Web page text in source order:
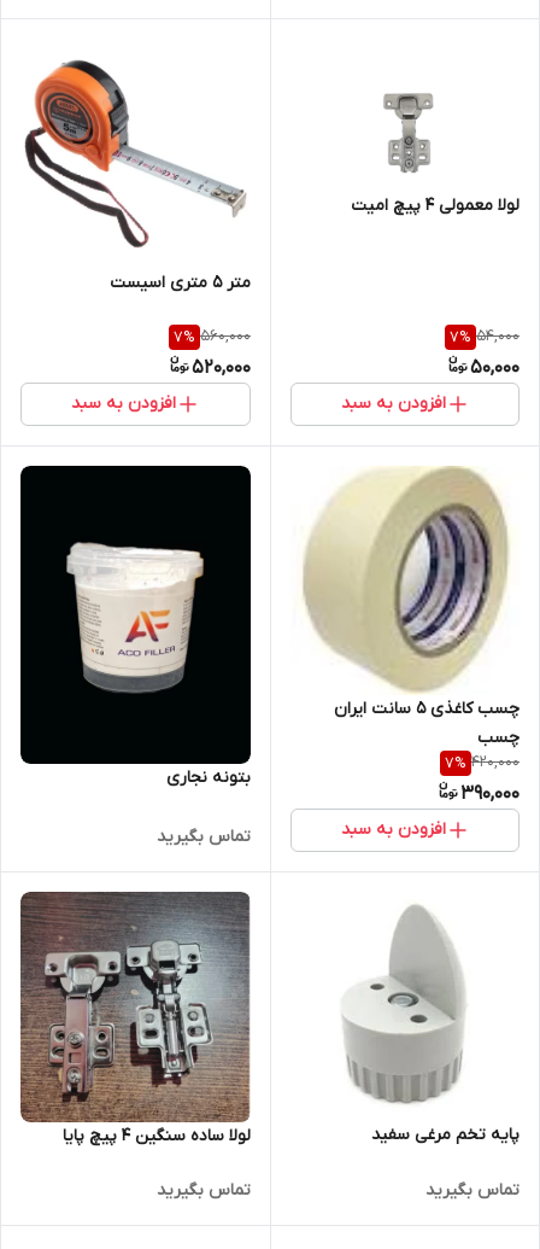
لولا معمولی 4 پیچ امیت
54,000
7%
50,000
افزودن به سبد
متر 5 متری اسیست
560,000
7%
520,000
افزودن به سبد
چسب کاغذی 5 سانت ایران
چسب
420,000
7%
390,000
افزودن به سبد
بتونه نجاری
تماس بگیرید
پایه تخم مرغی سفید
تماس بگیرید
لولا ساده سنگین 4 پیچ پایا
تماس بگیرید